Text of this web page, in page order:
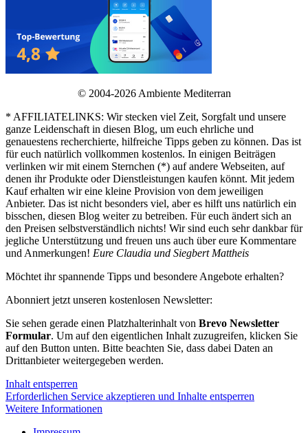
© 2004-2026 Ambiente Mediterran
* AFFILIATELINKS: Wir stecken viel Zeit, Sorgfalt und unsere
ganze Leidenschaft in diesen Blog, um euch ehrliche und
genauestens recherchierte, hilfreiche Tipps geben zu können. Das ist
für euch natürlich vollkommen kostenlos. In einigen Beiträgen
verlinken wir mit einem Sternchen (*) auf andere Webseiten, auf
denen ihr Produkte oder Dienstleistungen kaufen könnt. Mit jedem
Kauf erhalten wir eine kleine Provision von dem jeweiligen
Anbieter. Das ist nicht besonders viel, aber es hilft uns natürlich ein
bisschen, diesen Blog weiter zu betreiben. Für euch ändert sich an
den Preisen selbstverständlich nichts! Wir sind euch sehr dankbar für
jegliche Unterstützung und freuen uns auch über eure Kommentare
und Anmerkungen! Eure Claudia und Siegbert Mattheis
Möchtet ihr spannende Tipps und besondere Angebote erhalten?
Abonniert jetzt unseren kostenlosen Newsletter:
Sie sehen gerade einen Platzhalterinhalt von Brevo Newsletter
Formular. Um auf den eigentlichen Inhalt zuzugreifen, klicken Sie
auf den Button unten. Bitte beachten Sie, dass dabei Daten an
Drittanbieter weitergegeben werden.
Inhalt entsperren
Erforderlichen Service akzeptieren und Inhalte entsperren
Weitere Informationen